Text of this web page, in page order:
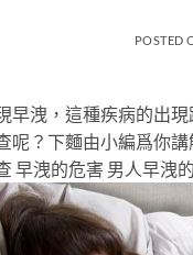
POSTED
早洩，這種疾病的出
呢？下麵由小編爲你講
早洩的危害 男人早洩